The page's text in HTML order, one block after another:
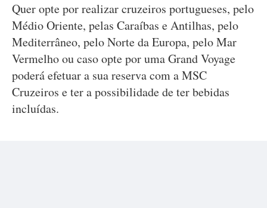
Quer opte por realizar cruzeiros portugueses, pelo
Médio Oriente, pelas Caraíbas e Antilhas, pelo
Mediterrâneo, pelo Norte da Europa, pelo Mar
Vermelho ou caso opte por uma Grand Voyage
poderá efetuar a sua reserva com a MSC
Cruzeiros e ter a possibilidade de ter bebidas
incluídas.